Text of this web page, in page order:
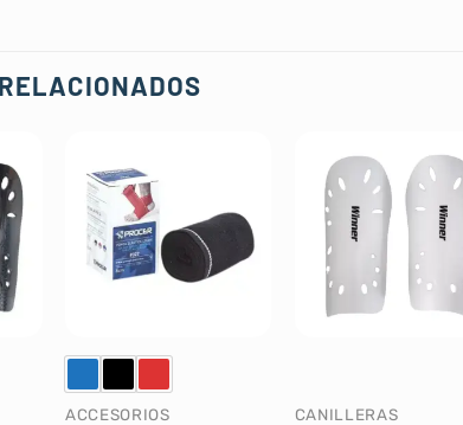
ACCESORIOS CANILLERAS